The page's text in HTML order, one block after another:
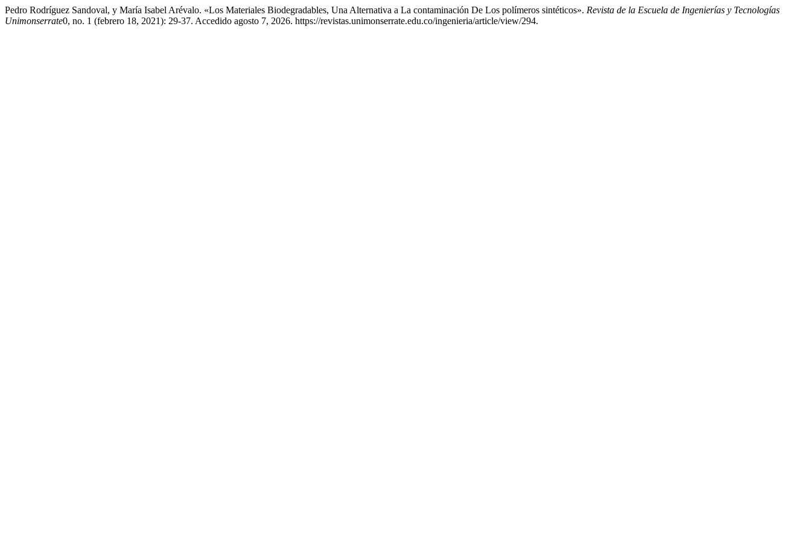
Pedro Rodríguez Sandoval, y María Isabel Arévalo. «Los Materiales Biodegradables, Una Alternativa a La contaminación De Los polímeros sintéticos». Revista de la Escuela de Ingenierías y Tecnologías
Unimonserrate0, no. 1 (febrero 18, 2021): 29-37. Accedido agosto 7, 2026. https://revistas.unimonserrate.edu.co/ingenieria/article/view/294.